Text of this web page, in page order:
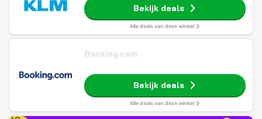
Bekijk deals
Alle deals van deze winkel
Booking.com
Bekijk deals
Alle deals van deze winkel